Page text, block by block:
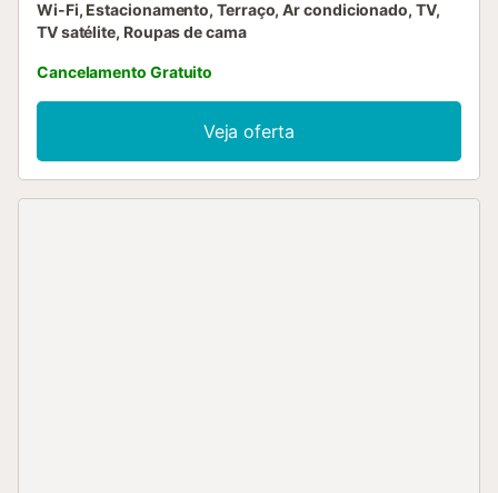
Wi-Fi, Estacionamento, Terraço, Ar condicionado, TV,
TV satélite, Roupas de cama
Cancelamento Gratuito
Veja oferta